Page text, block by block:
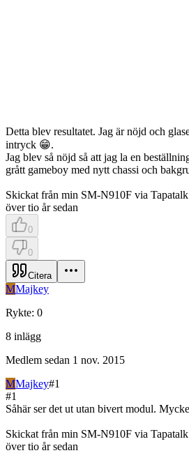
Detta blev resultatet. Jag är nöjd och
intryck 😁.
Jag blev så nöjd så att jag la en
grått gameboy med nytt chassi och
Skickat från min SM-N910F via Tapatalk
över tio år sedan
0
0
Citera
MMajkey
Rykte: 0
8 inlägg
Medlem sedan 1 nov. 2015
MMajkey#1
#1
Såhär ser det ut utan bivert modul.
Skickat från min SM-N910F via Tapatalk
över tio år sedan